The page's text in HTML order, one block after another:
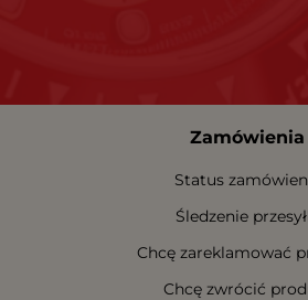
Zamówienia
Status
Śledzenie
Chcę zareklamować
Chcę zwrócić